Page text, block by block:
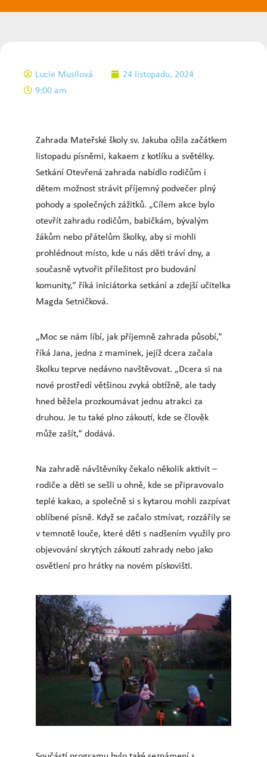
Lucie Musilová
24 listopadu, 2024
9:00 am
Zahrada Mateřské školy sv. Jakuba ožila začátkem
listopadu písněmi, kakaem z kotlíku a světélky.
Setkání Otevřená zahrada nabídlo rodičům i
dětem možnost strávit příjemný podvečer plný
pohody a společných zážitků. „Cílem akce bylo
otevřít zahradu rodičům, babičkám, bývalým
žákům nebo přátelům školky, aby si mohli
prohlédnout místo, kde u nás děti tráví dny, a
současně vytvořit příležitost pro budování
komunity,“ říká iniciátorka setkání a zdejší učitelka
Magda Setničková.
„Moc se nám líbí, jak příjemně zahrada působí,“
říká Jana, jedna z maminek, jejíž dcera začala
školku teprve nedávno navštěvovat. „Dcera si na
nové prostředí většinou zvyká obtížně, ale tady
hned běžela prozkoumávat jednu atrakci za
druhou. Je tu také plno zákoutí, kde se člověk
může zašít,“ dodává.
Na zahradě návštěvníky čekalo několik aktivit –
rodiče a děti se sešli u ohně, kde se připravovalo
teplé kakao, a společně si s kytarou mohli zazpívat
oblíbené písně. Když se začalo stmívat, rozzářily se
v temnotě louče, které děti s nadšením využily pro
objevování skrytých zákoutí zahrady nebo jako
osvětlení pro hrátky na novém pískovišti.